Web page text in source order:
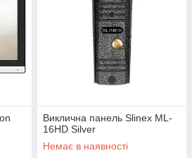
Виклична панель Slinex ML-
16HD Silver
Немає в наявності